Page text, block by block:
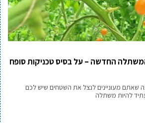
החדשה – על בסיס טכניקות סופח
שאתם מעוניינים לנצל את השטחים שיש לכם
להיות משתלה